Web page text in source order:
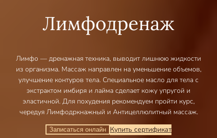
Лимфодренаж
Лимфо — дренажная техника, выводит лишнюю жидкости
из организма. Массаж направлен на уменьшение объемов,
улучшение контуров тела. Специальное масло для тела с
экстрактом имбиря и лайма сделает кожу упругой и
эластичной. Для похудения рекомендуем пройти курс,
чередуя Лимфодркнажный и Антицеллюлитный массаж.
Записаться онлайн Купить сертификат